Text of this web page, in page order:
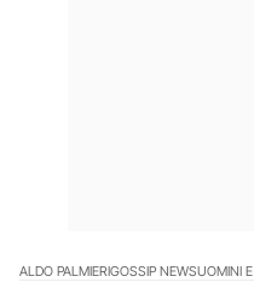
ALDO PALMIERIGOSSIP NEWSUOMINI